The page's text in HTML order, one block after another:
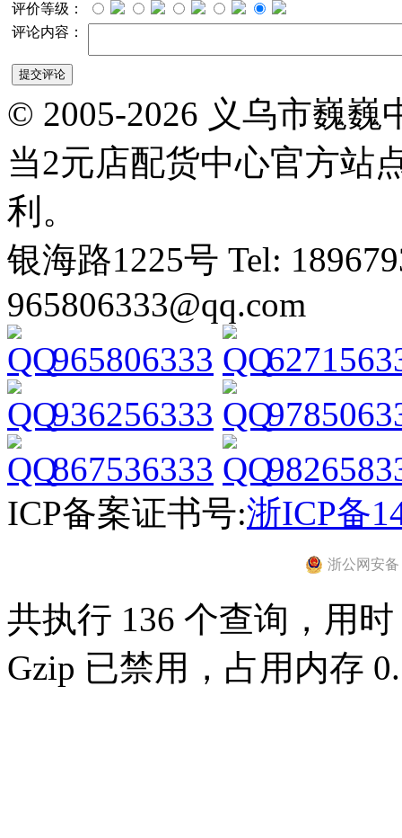
评价等级：
评论内容：
© 2005-2026 义乌市巍
当2元店配货中心官方站
利。
银海路1225号 Tel:
965806333@qq.com
965806333
936256333
867536333
ICP备案证书号:浙ICP备
浙公网安备
共执行 136 个查询，用
Gzip 已禁用，占用内存